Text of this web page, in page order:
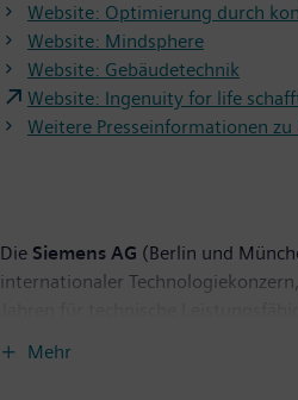
Website: Optimierung durch
Website: Mindsphere
Website: Gebäudetechnik
Website: Ingenuity for life
Weitere Presseinformationen zu
Die Siemens AG (Berlin und
internationaler
Mehr